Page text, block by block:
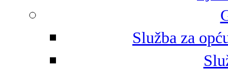
Služba za